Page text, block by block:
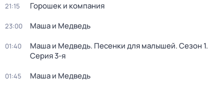
21:15 Горошек и компания
23:00 Маша и Медведь
01:40 Маша и Медведь. Песенки для малышей. Сезон 1.
Серия 3-я
01:45 Маша и Медведь